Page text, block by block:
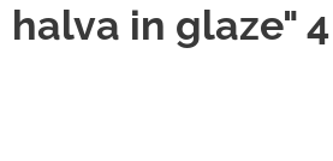
halva in glaze"